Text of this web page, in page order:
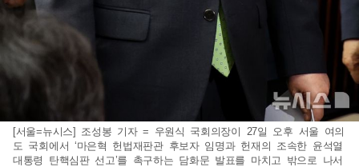
[서울=뉴시스] 조성봉 기자 = 우원식 국회의장이 27일 오후 서울 여의
도 국회에서 ‘마은혁 헌법재판관 후보자 임명과 헌재의 조속한 윤석열
대통령 탄핵심판 선고’를 촉구하는 담화문 발표를 마치고 밖으로 나서